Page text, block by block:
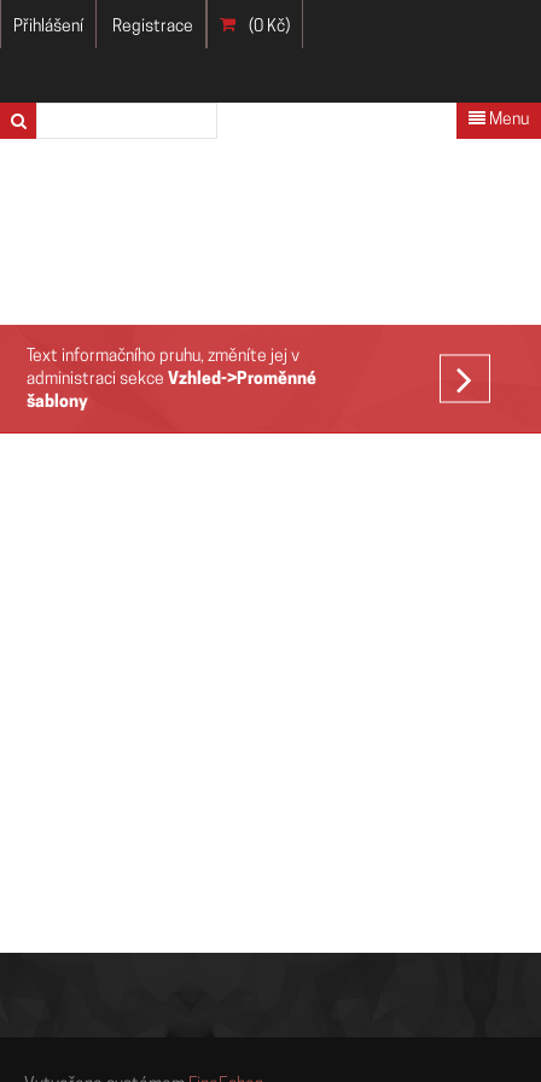
Přihlášení Registrace (0 Kč)
Menu
Text informačního pruhu, změníte jej v
administraci sekceVzhled->Proměnné
šablony
VÍCE
>